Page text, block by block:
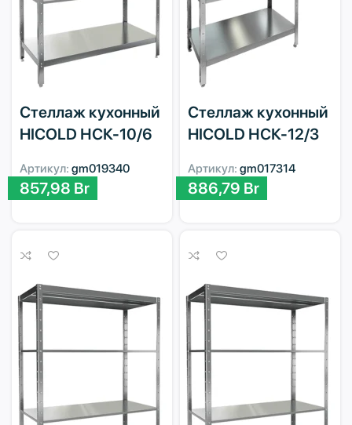
Стеллаж кухонный
HICOLD НСК-10/6
Артикул: gm019340
857,98 Br
Стеллаж кухонный
HICOLD НСК-12/3
Артикул: gm017314
886,79 Br